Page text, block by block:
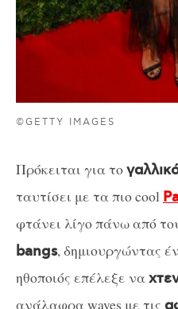
©GETTY IMAGES
Πρόκειται για το
ταυτίσει με τα πιο cool
φτάνει λίγο πάνω από
bangs, δημιουργώντας
ηθοποιός επέλεξε να
ανάλαφρα waves με τις